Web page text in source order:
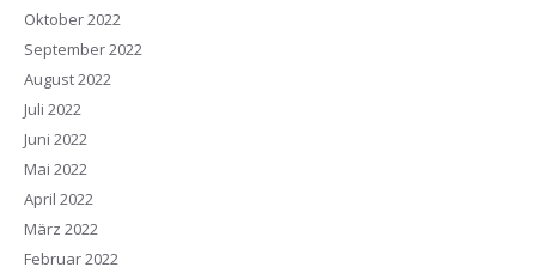
Oktober 2022
September 2022
August 2022
Juli 2022
Juni 2022
Mai 2022
April 2022
März 2022
Februar 2022